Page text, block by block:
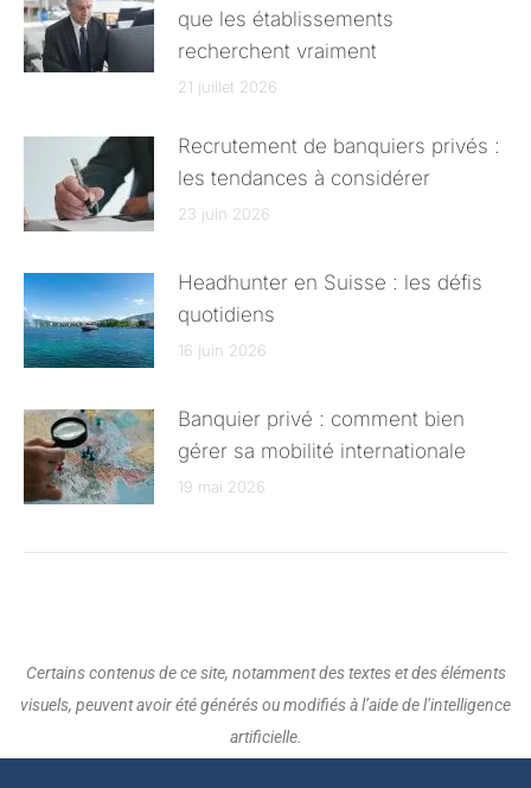
que les établissements
recherchent vraiment
21 juillet 2026
Recrutement de banquiers privés :
les tendances à considérer
23 juin 2026
Headhunter en Suisse : les défis
quotidiens
16 juin 2026
Banquier privé : comment bien
gérer sa mobilité internationale
19 mai 2026
Certains contenus de ce site, notamment des textes et des éléments
visuels, peuvent avoir été générés ou modifiés à l’aide de l’intelligence
artificielle.